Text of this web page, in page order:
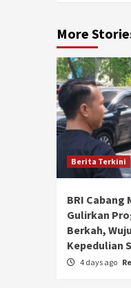
More
Berita Terkini
BRI Cabang
Gulirkan
Berkah,
Kepedulian
4 days ago